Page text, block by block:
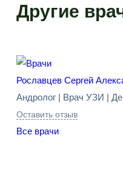
Другие
Рославцев Сергей
Андролог | Врач УЗИ |
Оставить отзыв
Все врачи